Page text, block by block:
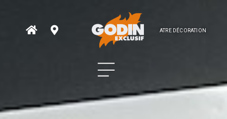
ATRE DÉCORATION